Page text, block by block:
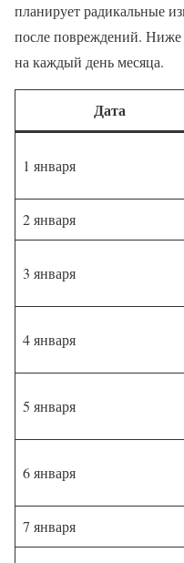
планирует радикальные
после повреждений. Ниже
на каждый день месяца.
Дата
1 января
2 января
3 января
4 января
5 января
6 января
7 января